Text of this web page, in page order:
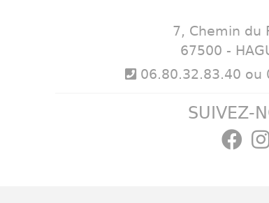
7, Chemin du
67500 -
06.80.32.83.40 ou
SUIVEZ-